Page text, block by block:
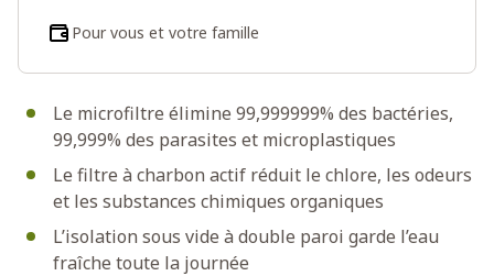
Le microfiltre élimine 99,999999% des bactéries,
99,999% des parasites et microplastiques
Le filtre à charbon actif réduit le chlore, les odeurs
et les substances chimiques organiques
L’isolation sous vide à double paroi garde l’eau
fraîche toute la journée
Pour vous et votre famille